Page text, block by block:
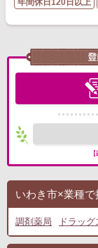
年間休日120日以上
いわき市×業種で
調剤薬局 ドラッグ